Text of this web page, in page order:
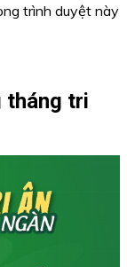
trình duyệt này
tháng tri